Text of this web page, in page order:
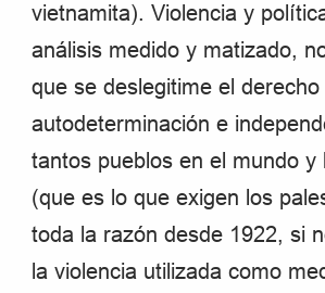
vietnamita). Violencia y
análisis medido y matizado,
que se deslegitime el derecho
autodeterminación e
tantos pueblos en el mundo y
(que es lo que exigen los
toda la razón desde 1922, si
la violencia utilizada como